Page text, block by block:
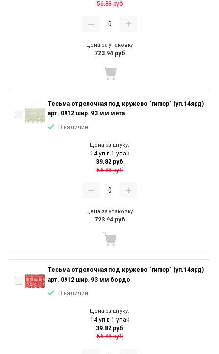
56.88 руб
Цена за упаковку
723.94 руб
Тесьма отделочная под кружево "гипюр" (уп.14ярд)
арт. 0912 шир. 93 мм мята
В наличии
Цена за штуку:
14 уп в 1 упак
39.82 руб
56.88 руб
Цена за упаковку
723.94 руб
Тесьма отделочная под кружево "гипюр" (уп.14ярд)
арт. 0912 шир. 93 мм бордо
В наличии
Цена за штуку:
14 уп в 1 упак
39.82 руб
56.88 руб